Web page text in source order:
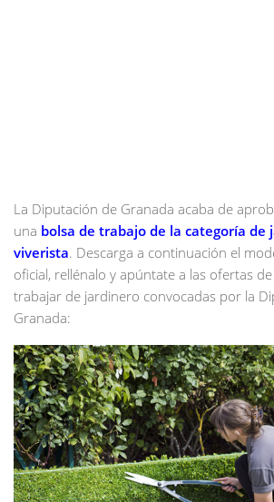
La Diputación de Granada acaba de
una bolsa de trabajo de la categoría de
viverista. Descarga a continuación el
oficial, rellénalo y apúntate a las ofertas
trabajar de jardinero convocadas por la
Granada: